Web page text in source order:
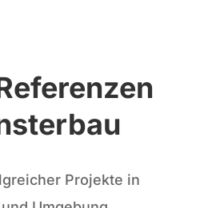
Projekte in